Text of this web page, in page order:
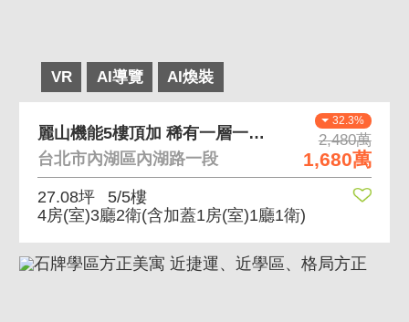
VR AI導覽 AI煥裝
32.3%
2,480萬
1,680萬
麗山機能5樓頂加 稀有一層一戶、麗山商圈機能
台北市內湖區內湖路一段
27.08坪
5/5樓
4房(室)3廳2衛(含加蓋1房(室)1廳1衛)